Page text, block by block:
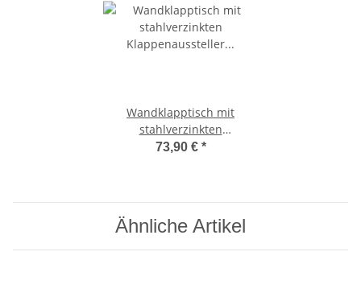
Wandklapptisch mit
stahlverzinkten
Klappenaussteller Apfelholz
73,90 € *
Ähnliche Artikel